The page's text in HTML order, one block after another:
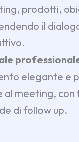
prodotti,
il
elegante e
al meeting, con
di follow up.